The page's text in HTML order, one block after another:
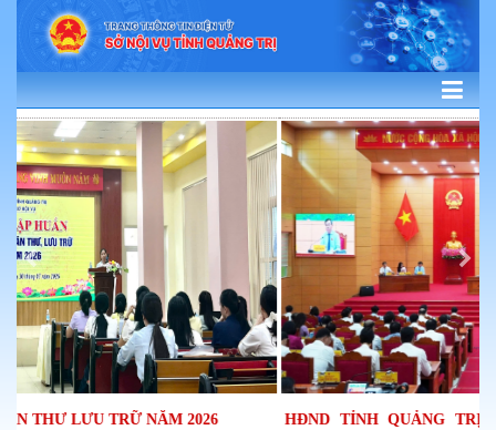
HĐND TỈNH QUẢNG TRỊ BAN HÀNH NGHỊ